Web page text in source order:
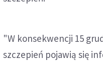
"W konsekwencji 15
szczepień pojawią się